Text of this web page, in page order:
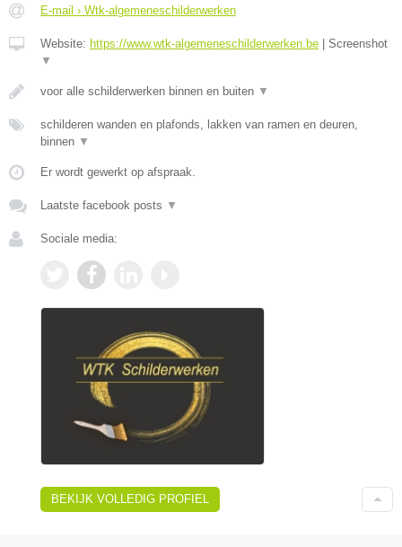
E-mail › Wtk-algemeneschilderwerken
Website: https://www.wtk-algemeneschilderwerken.be | Screenshot
▼
voor alle schilderwerken binnen en buiten ▼
schilderen wanden en plafonds, lakken van ramen en deuren,
binnen ▼
Er wordt gewerkt op afspraak.
Laatste facebook posts ▼
Sociale media:
BEKIJK VOLLEDIG PROFIEL